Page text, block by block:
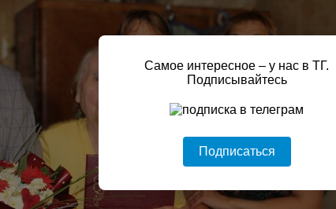
Самое интересное – у нас в ТГ.
Подписывайтесь
Подписаться